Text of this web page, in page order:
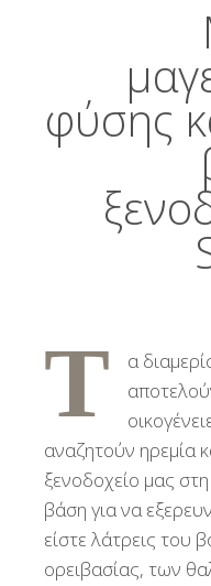
φύσης
Τ
α
αναζητούν ηρεμία
ξενοδοχείο μας
βάση για να
είστε λάτρεις του
ορειβασίας, των